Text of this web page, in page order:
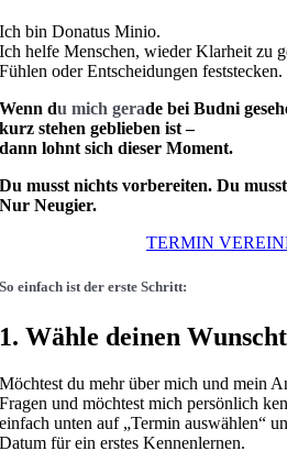
Ich bin Donatus Minio.
Ich helfe Menschen, wieder Klarheit zu
Fühlen oder Entscheidungen feststecken.
Wenn du mich gerade bei Budni
kurz stehen geblieben ist –
dann lohnt sich dieser Moment.
Du musst nichts vorbereiten. Du
Nur Neugier.
TERMIN
So einfach ist der erste Schritt:
1. Wähle deinen
Möchtest du mehr über mich und mein
Fragen und möchtest mich persönlich
einfach unten auf „Termin auswählen“
Datum für ein erstes Kennenlernen.